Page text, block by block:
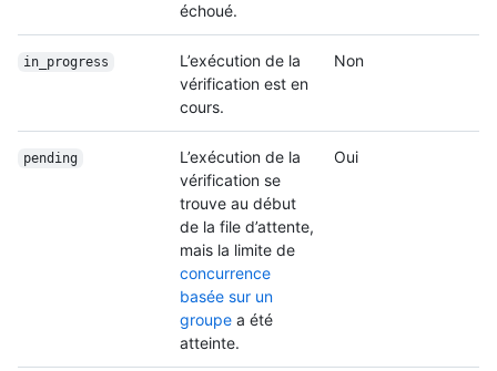
échoué.
in_progress
L’exécution de la
vérification est en
cours.
Non
pending
L’exécution de la
vérification se
trouve au début
de la file d’attente,
mais la limite de
concurrence
basée sur un
groupe a été
atteinte.
Oui